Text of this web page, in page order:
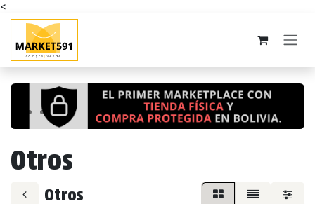
<
Ir al contenido
Anterior
Otros
Otros